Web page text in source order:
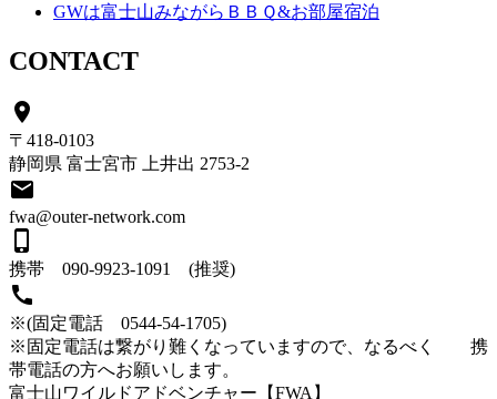
GWは富士山みながらＢＢＱ&お部屋宿泊
CONTACT
place
〒418-0103
静岡県 富士宮市 上井出 2753-2
email
fwa@outer-network.com
phone_iphone
携帯 090-9923-1091 (推奨)
call
※(固定電話 0544-54-1705)
※固定電話は繋がり難くなっていますので、なるべく 携
帯電話の方へお願いします。
富士山ワイルドアドベンチャー【FWA】